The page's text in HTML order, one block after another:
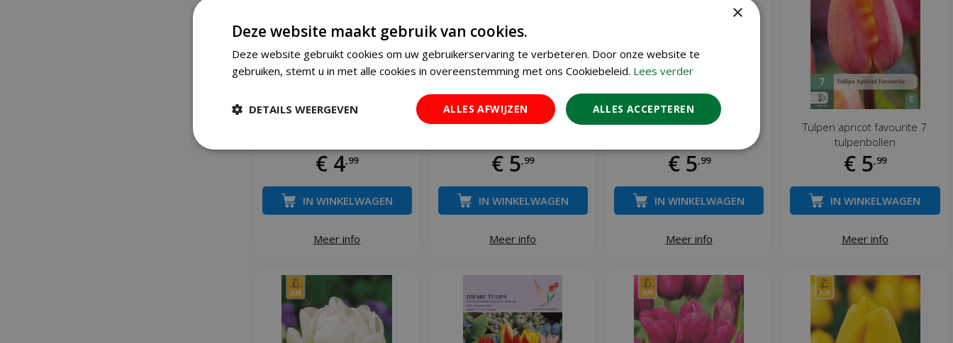
€ 4 99
Meer info
IN WINKELWAGEN
Tulp fire wings 7 bollen
€ 5 99
Meer info
IN WINKELWAGEN
Tulp Librije 7 bollen
€ 5 99
Meer info
IN WINKELWAGEN
Tulpen apricot favourite 7
tulpenbollen
€ 5 99
Meer info
IN WINKELWAGEN
×
Deze website maakt gebruik van cookies.
Deze website gebruikt cookies om uw gebruikerservaring te verbeteren. Door onze website te
gebruiken, stemt u in met alle cookies in overeenstemming met ons Cookiebeleid. Lees verder
ALLES ACCEPTEREN
ALLES AFWIJZEN
DETAILS WEERGEVEN